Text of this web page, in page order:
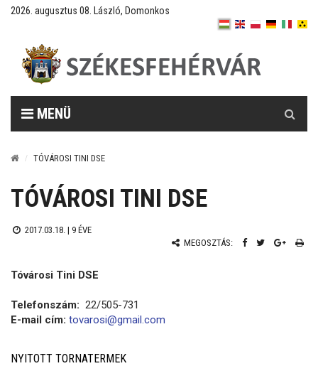
2026. augusztus 08. László, Domonkos
MENÜ
TÓVÁROSI TINI DSE
TÓVÁROSI TINI DSE
2017.03.18. | 9 ÉVE
MEGOSZTÁS:
Tóvárosi Tini DSE
Telefonszám: 22/505-731
E-mail cím: tovarosi@gmail.com
NYITOTT TORNATERMEK